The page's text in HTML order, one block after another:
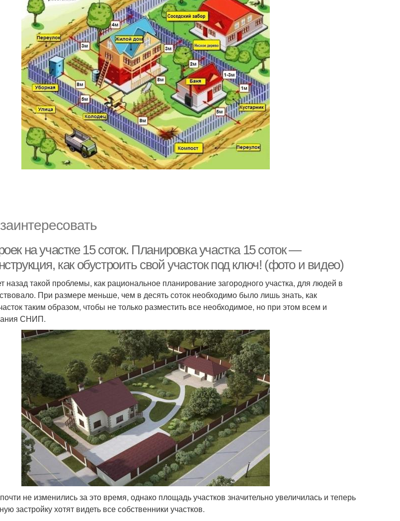
на участке 15 соток. Планировка участка 15 соток —
как обустроить свой участок под ключ! (фото и видео)
назад такой проблемы, как рациональное планирование загородного участка, для людей в
При размере меньше, чем в десять соток необходимо было лишь знать, как
таким образом, чтобы не только разместить все необходимое, но при этом всем и
СНИП.
не изменились за это время, однако площадь участков значительно увеличилась и теперь
застройку хотят видеть все собственники участков.